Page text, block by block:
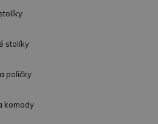
stolíky
poličky
komody